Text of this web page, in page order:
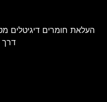
העלאת חומרים
דרך